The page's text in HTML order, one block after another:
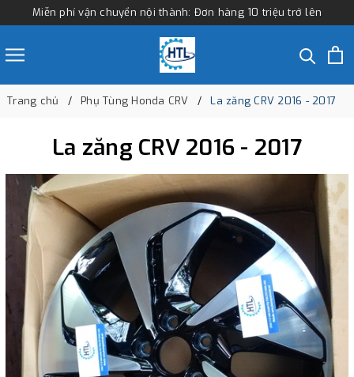
Miễn phí vận chuyển nội thành: Đơn hàng 10 triệu trở lên
Trang chủ Phụ Tùng Honda CRV La zăng CRV 2016 - 2017
La zăng CRV 2016 - 2017